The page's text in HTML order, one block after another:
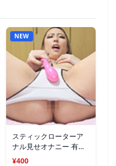
NEW
スティックローターア
ナル見せオナニー 有星
あおり
¥400